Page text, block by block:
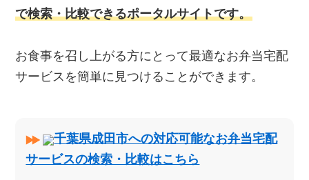
で検索・比較できるポータルサイトです。
お食事を召し上がる方にとって最適なお弁当宅配
サービスを簡単に見つけることができます。
千葉県成田市への対応可能なお弁当宅配
サービスの検索・比較はこちら